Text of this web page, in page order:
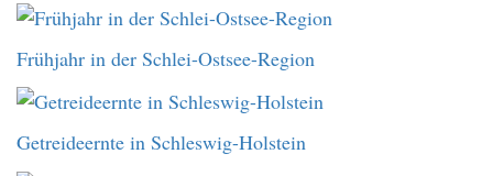
Frühjahr in der Schlei-Ostsee-Region
Getreideernte in Schleswig-Holstein